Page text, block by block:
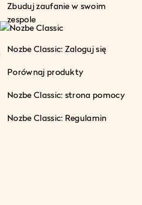
Zbuduj zaufanie w swoim
zespole
Nozbe Classic: Zaloguj się
Porównaj produkty
Nozbe Classic: strona pomocy
Nozbe Classic: Regulamin